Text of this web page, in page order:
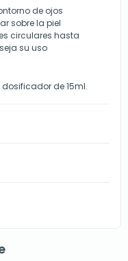
de ojos
sobre la piel
circulares hasta
su uso
de 15ml.